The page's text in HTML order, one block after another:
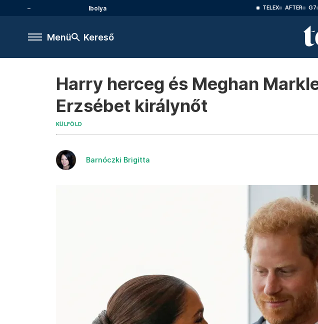
Ibolya TELEX AFTER G7
Menü Kereső
Harry herceg és Meghan
Erzsébet királynőt
KÜLFÖLD
Barnóczki Brigitta